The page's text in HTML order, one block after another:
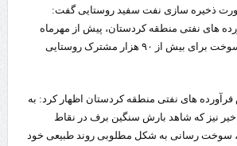
روایت روزنامه اتریشی از بحران در مرز مغرب و اسپانیا
تردد زائران اربعین در مرزهای خوزستان از مرز یک میلیون و ۴۲۸ هزار نفر
ذخیره سازی نفت سفید روستایی گفت:
های نفتی منطقه کردستان، پیش از مهرماه
اقدام به ذخیره سازی سوخت برای بیش از ٩٠ هزار مشترک روستایی
های نفتی منطقه کردستان اظهار کرد: به
اخیر نیز که شاهد بارش سنگین برف در نقاط
سوخت رسانی به شکل مطلوبی روند طبیعی خود